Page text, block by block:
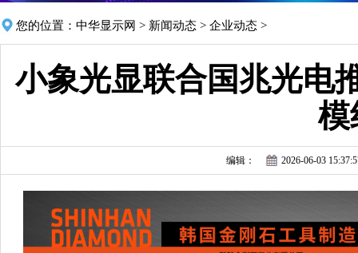
您的位置： 中华显示网 > 新闻动态 > 企业动态 >
小象光显联合国兆光电
模
编辑： 2026-06-03